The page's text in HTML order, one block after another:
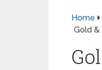
Home
Gold &